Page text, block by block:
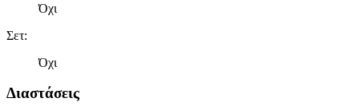
Όχι
Σετ:
Όχι
Διαστάσεις